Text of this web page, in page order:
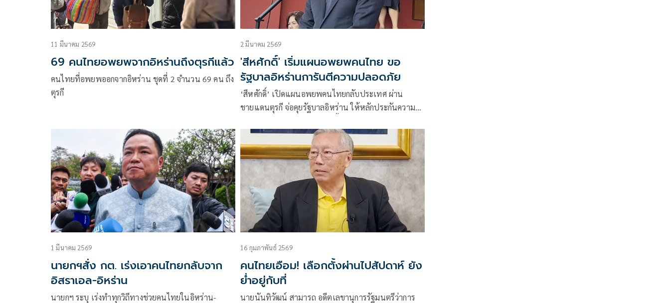
11 มีนาคม 2569
69 คนไทยอพยพจากอิหร่านถึงตุรกีแล้ว
คนไทยที่อพยพออกจากอิหร่าน ชุดที่ 2 จำนวน 69 คน ถึง
ตุรกี
2 มีนาคม 2569
'สีหศักดิ์' เริ่มแผนอพยพคนไทย ขอ
รัฐบาลอิหร่านการันตีความปลอดภัย
‘สีหศักดิ์’ เปิดแผนอพยพคนไทยกลับประเทศ ผ่าน
ชายแดนตุรกี จ่อคุยรัฐบาลอิหร่าน ให้หลักประกันความ
ออก
1 มีนาคม 2569
นายกฯสั่ง กต. เร่งเอาคนไทยกลับจาก
อิสราเอล-อิหร่าน
นายกฯ ระบุ เร่งทำทุกวิถีทางช่วยคนไทยในอิหร่าน-
16 กุมภาพันธ์ 2569
คนไทยเอือม! เลือกตั้งผ่านไปสัปดาห์ ยัง
ย่ำอยู่กับที่
นายนันทิวัฒน์ สามารถ อดีตเลขานุการรัฐมนตรีว่าการ